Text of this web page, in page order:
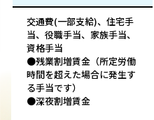
交通費(一部支給)、住宅手
当、役職手当、家族手当、
資格手当
●残業割増賃金（所定労働
時間を超えた場合に発生す
る手当です）
●深夜割増賃金